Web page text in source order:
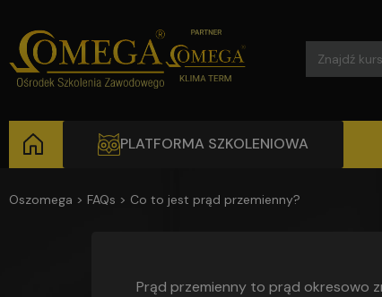
Search
for:
PLATFORMA SZKOLENIOWA
Oszomega > FAQs > Co to jest prąd przemienny?
Prąd przemienny to prąd okresowo